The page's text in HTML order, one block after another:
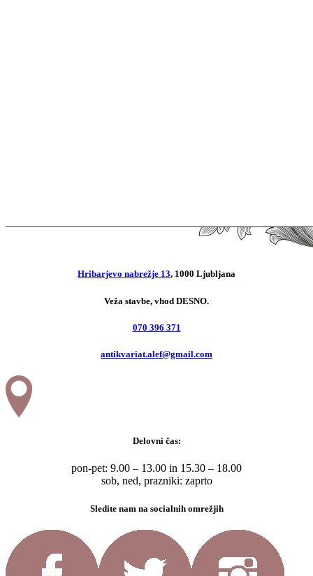
Hribarjevo nabrežje 13, 1000 Ljubljana
Veža stavbe, vhod DESNO.
070 396 371
antikvariat.alef@gmail.com
Delovni čas:
pon-pet: 9.00 – 13.00 in 15.30 – 18.00
sob, ned, prazniki: zaprto
Sledite nam na socialnih omrežjih